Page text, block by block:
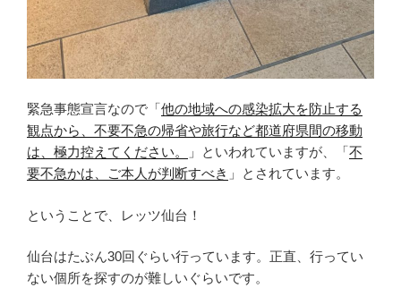
緊急事態宣言なので「他の地域への感染拡大を防止する
観点から、不要不急の帰省や旅行など都道府県間の移動
は、極力控えてください。
」といわれていますが、「不
要不急かは、ご本人が判断すべき 」とされています。
ということで、レッツ仙台！
仙台はたぶん30回ぐらい行っています。正直、行ってい
ない個所を探すのが難しいぐらいです。